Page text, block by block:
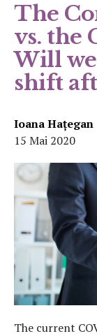
The
vs. the
Will we
shift
Ioana Hațegan
15 Mai 2020
The current